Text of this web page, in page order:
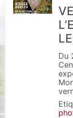
Du